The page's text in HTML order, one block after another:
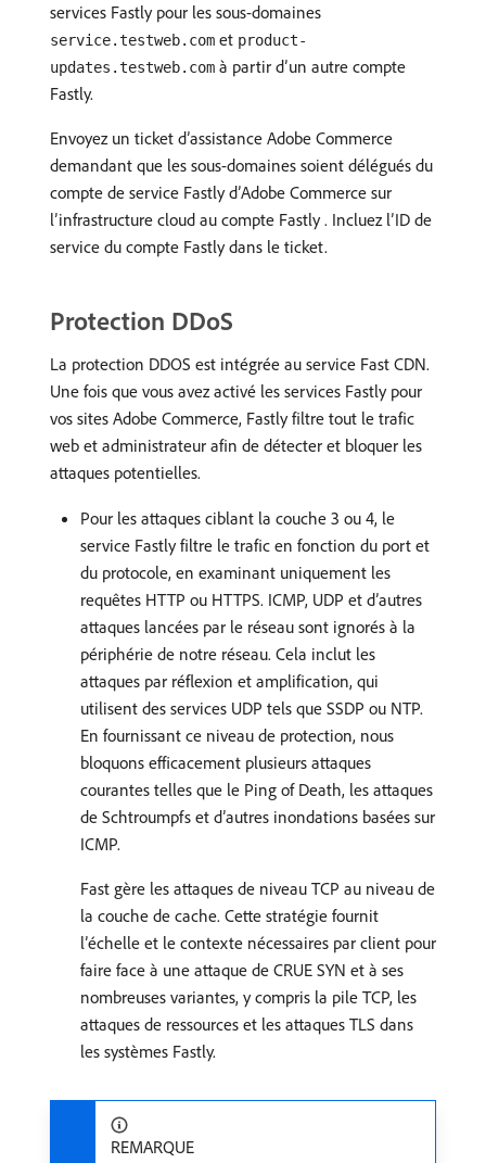
services Fastly pour les sous-domaines
service.testweb.com et product-
updates.testweb.com à partir d’un autre compte
Fastly.
Envoyez un ticket d’assistance Adobe Commerce
demandant que les sous-domaines soient délégués du
compte de service Fastly d’Adobe Commerce sur
l’infrastructure cloud au compte Fastly . Incluez l’ID de
service du compte Fastly dans le ticket.
Protection DDoS
La protection DDOS est intégrée au service Fast CDN.
Une fois que vous avez activé les services Fastly pour
vos sites Adobe Commerce, Fastly filtre tout le trafic
web et administrateur afin de détecter et bloquer les
attaques potentielles.
Pour les attaques ciblant la couche 3 ou 4, le
service Fastly filtre le trafic en fonction du port et
du protocole, en examinant uniquement les
requêtes HTTP ou HTTPS. ICMP, UDP et d’autres
attaques lancées par le réseau sont ignorés à la
périphérie de notre réseau. Cela inclut les
attaques par réflexion et amplification, qui
utilisent des services UDP tels que SSDP ou NTP.
En fournissant ce niveau de protection, nous
bloquons efficacement plusieurs attaques
courantes telles que le Ping of Death, les attaques
de Schtroumpfs et d’autres inondations basées sur
ICMP.
Fast gère les attaques de niveau TCP au niveau de
la couche de cache. Cette stratégie fournit
l’échelle et le contexte nécessaires par client pour
faire face à une attaque de CRUE SYN et à ses
nombreuses variantes, y compris la pile TCP, les
attaques de ressources et les attaques TLS dans
les systèmes Fastly.
REMARQUE